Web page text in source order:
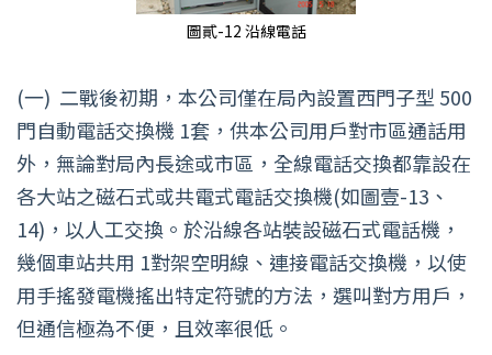
圖貳-12 沿線電話
(一) 二戰後初期，本公司僅在局內設置西門子型 500
門自動電話交換機 1套，供本公司用戶對市區通話用
外，無論對局內長途或市區，全線電話交換都靠設在
各大站之磁石式或共電式電話交換機(如圖壹-13、
14)，以人工交換。於沿線各站裝設磁石式電話機，
幾個車站共用 1對架空明線、連接電話交換機，以使
用手搖發電機搖出特定符號的方法，選叫對方用戶，
但通信極為不便，且效率很低。